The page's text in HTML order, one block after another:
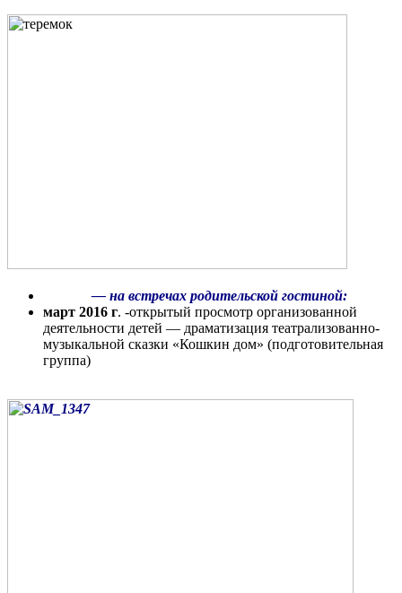
— на встречах родительской гостиной:
март 2016 г. -открытый просмотр организованной
деятельности детей — драматизация театрализованно-
музыкальной сказки «Кошкин дом» (подготовительная
группа)